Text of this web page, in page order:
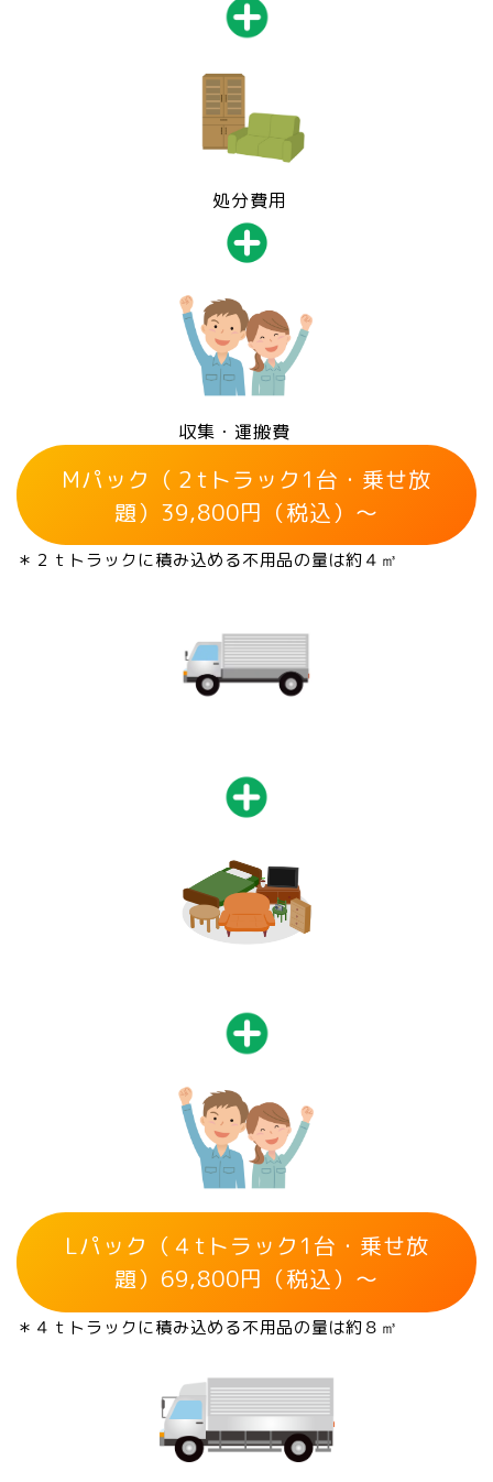
処分費用
収集・運搬費
Mパック（２tトラック1台・乗せ放
題）39,800円（税込）～
＊２ｔトラックに積み込める不用品の量は約４㎥
Lパック（４tトラック1台・乗せ放
題）69,800円（税込）～
＊４ｔトラックに積み込める不用品の量は約８㎥